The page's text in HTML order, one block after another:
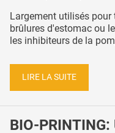
Largement utilisés
brûlures d'estomac ou
les inhibiteurs de la
LIRE LA SUITE
BIO-